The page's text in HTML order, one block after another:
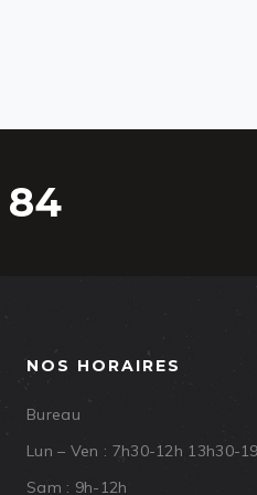
NOS HORAIRES
Bureau
Lun – Ven : 7h30-12h 13h30-
Sam : 9h-12h